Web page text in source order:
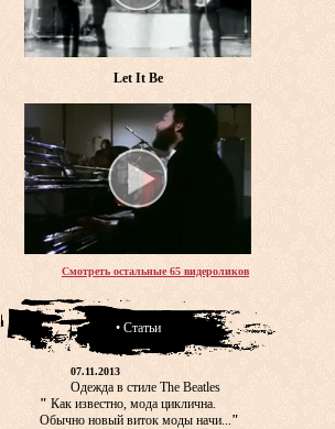
Let It Be
Смотреть остальные 65 видероликов
• Статьи
07.11.2013
Одежда в стиле The Beatles
" Как известно, мода циклична.
Обычно новый виток моды начи..."